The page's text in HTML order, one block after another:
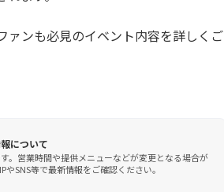
ァンも必見のイベント内容を詳しくご
について
。営業時間や提供メニューなどが変更となる場合が
SNS等で最新情報をご確認ください。